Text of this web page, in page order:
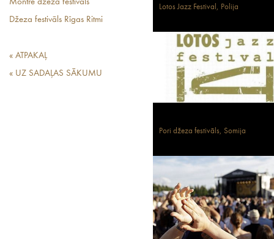
Montre džeza festivāls
Džeza festivāls Rīgas Ritmi
« ATPAKAĻ
« UZ SADAĻAS SĀKUMU
Lotos Jazz Festival, Polija
Pori džeza festivāls, Somija